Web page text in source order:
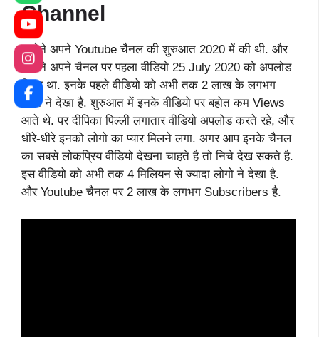
Channel
इन्होने अपने Youtube चैनल की शुरुआत 2020 में की थी. और
इन्होने अपने चैनल पर पहला वीडियो 25 July 2020 को अपलोड
किया था. इनके पहले वीडियो को अभी तक 2 लाख के लगभग
लोगो ने देखा है. शुरुआत में इनके वीडियो पर बहोत कम Views
आते थे. पर दीपिका पिल्ली लगातार वीडियो अपलोड करते रहे, और
धीरे-धीरे इनको लोगो का प्यार मिलने लगा. अगर आप इनके चैनल
का सबसे लोकप्रिय वीडियो देखना चाहते है तो निचे देख सकते है.
इस वीडियो को अभी तक 4 मिलियन से ज्यादा लोगो ने देखा है.
और Youtube चैनल पर 2 लाख के लगभग Subscribers है.